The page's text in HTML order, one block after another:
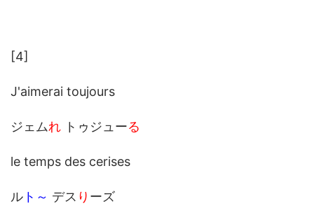
[4]
J'aimerai toujours
ジェムれ トゥジューる
le temps des cerises
ル ト～ デス り ーズ